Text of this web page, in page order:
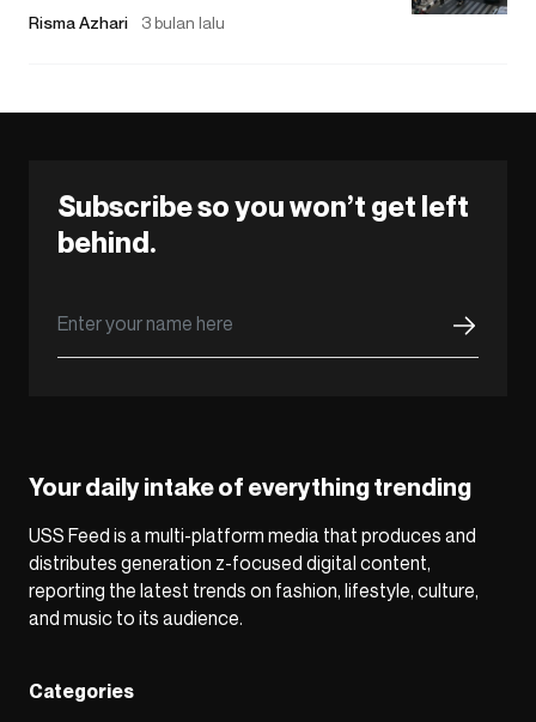
Risma Azhari 3 bulan lalu
Subscribe so you won’t get left
behind.
Your daily intake of everything trending
USS Feed is a multi-platform media that produces and
distributes generation z-focused digital content,
reporting the latest trends on fashion, lifestyle, culture,
and music to its audience.
Categories